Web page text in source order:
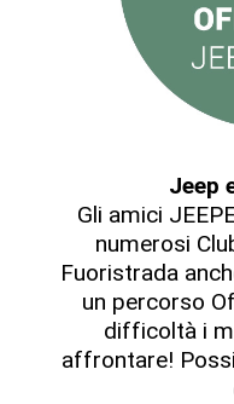
Jeep
Gli amici
numerosi
Fuoristrada
un percorso
difficoltà i
affrontare!